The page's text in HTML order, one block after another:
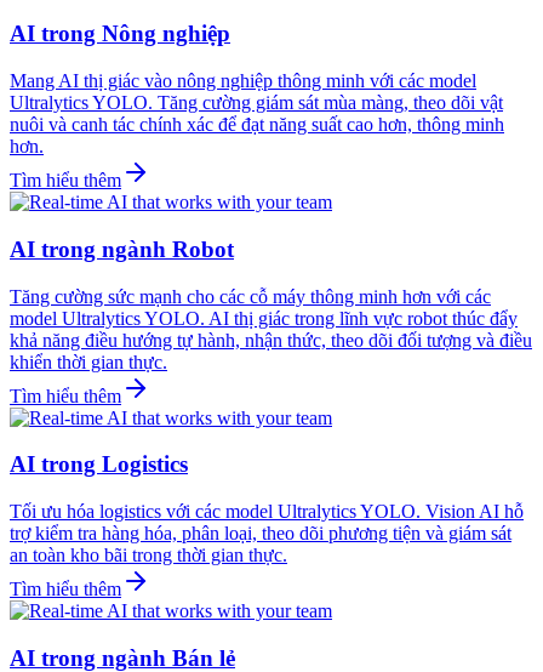
AI trong Nông nghiệp
Mang AI thị giác vào nông nghiệp thông minh với các model
Ultralytics YOLO. Tăng cường giám sát mùa màng, theo dõi vật
nuôi và canh tác chính xác để đạt năng suất cao hơn, thông minh
hơn.
Tìm hiểu thêm
AI trong ngành Robot
Tăng cường sức mạnh cho các cỗ máy thông minh hơn với các
model Ultralytics YOLO. AI thị giác trong lĩnh vực robot thúc đẩy
khả năng điều hướng tự hành, nhận thức, theo dõi đối tượng và điều
khiển thời gian thực.
Tìm hiểu thêm
AI trong Logistics
Tối ưu hóa logistics với các model Ultralytics YOLO. Vision AI hỗ
trợ kiểm tra hàng hóa, phân loại, theo dõi phương tiện và giám sát
an toàn kho bãi trong thời gian thực.
Tìm hiểu thêm
AI trong ngành Bán lẻ